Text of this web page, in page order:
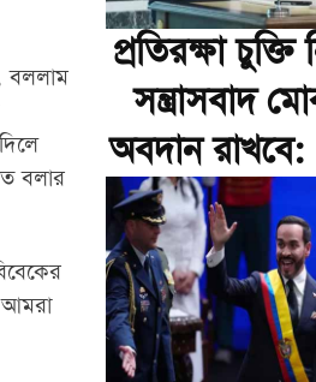
বললাম
বলার
আমরা
প্রতিরক্ষা চুক্তি
সন্ত্রাসবাদ
অবদান